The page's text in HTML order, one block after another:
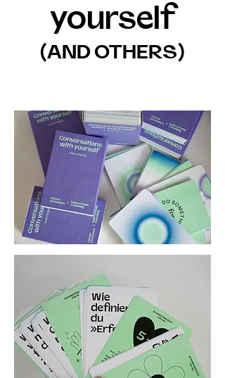
yourself
(AND OTHERS)